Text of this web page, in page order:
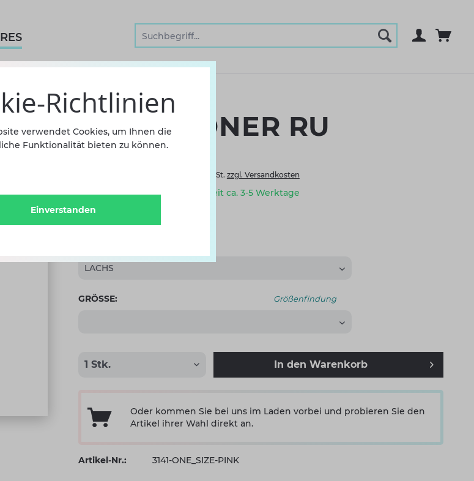
GELSCHONER RU
inkl. MwSt. zzgl. Versandkosten
Sofort versandfertig, Lieferzeit ca. 3-5 Werktage
GRÖSSE: Größenfindung
In den Warenkorb
Oder kommen Sie bei uns im Laden vorbei und probieren Sie den
Artikel ihrer Wahl direkt an.
Artikel-Nr.: 3141-ONE_SIZE-PINK
Richtlinien
verwendet Cookies, um Ihnen die
Funktionalität bieten zu können.
Einverstanden